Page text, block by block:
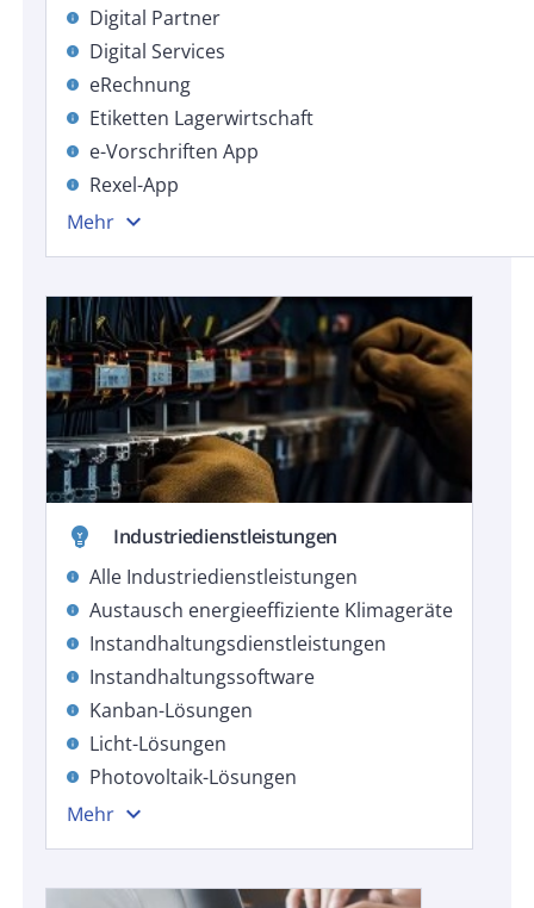
info Digital Partner
info Digital Services
info eRechnung
info Etiketten Lagerwirtschaft
info e-Vorschriften App
info
Rexel-App
Mehr expand_more
emoji_objects Industriedienstleistungen
info Alle Industriedienstleistungen
info Austausch energieeffiziente Klimageräte
info Instandhaltungsdienstleistungen
info Instandhaltungssoftware
info Kanban-Lösungen
info Licht-Lösungen
info
Photovoltaik-Lösungen
Mehr expand_more